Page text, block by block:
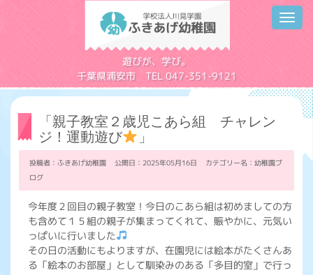
遊びが、学び。
千葉県浦安市 TEL 047-351-9121
「親子教室２歳児こあら組 チャレン
ジ！運動遊び 」
投稿者：ふきあげ幼稚園 公開日：2025年05月16日 カテゴリー名： 幼稚園ブ
ログ
今年度２回目の親子教室！今日のこあら組は初めましての方
も含めて１５組の親子が集まってくれて、賑やかに、元気い
っぱいに行いました
その日の活動にもよりますが、在園児には絵本がたくさんあ
る「絵本のお部屋」として馴染みのある「多目的室」で行っ